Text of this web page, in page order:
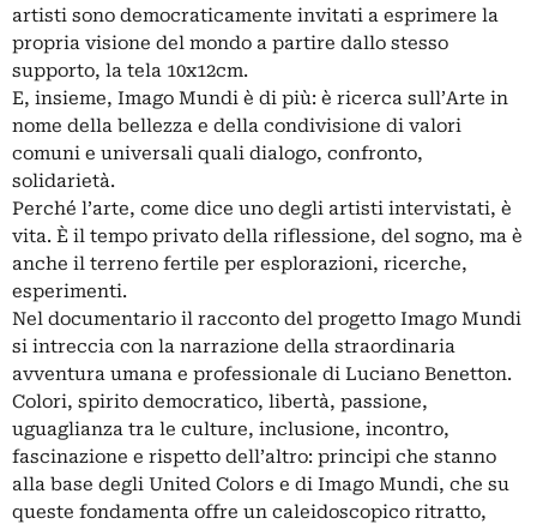
artisti sono democraticamente invitati a esprimere la
propria visione del mondo a partire dallo stesso
supporto, la tela 10x12cm.
E, insieme, Imago Mundi è di più: è ricerca sull’Arte in
nome della bellezza e della condivisione di valori
comuni e universali quali dialogo, confronto,
solidarietà.
Perché l’arte, come dice uno degli artisti intervistati, è
vita. È il tempo privato della riflessione, del sogno, ma è
anche il terreno fertile per esplorazioni, ricerche,
esperimenti.
Nel documentario il racconto del progetto Imago Mundi
si intreccia con la narrazione della straordinaria
avventura umana e professionale di Luciano Benetton.
Colori, spirito democratico, libertà, passione,
uguaglianza tra le culture, inclusione, incontro,
fascinazione e rispetto dell’altro: principi che stanno
alla base degli United Colors e di Imago Mundi, che su
queste fondamenta offre un caleidoscopico ritratto,